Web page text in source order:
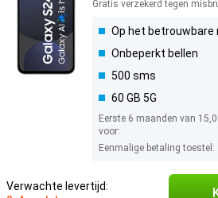
Gratis verzekerd tegen
Op het betrouwbare
Onbeperkt bellen
500 sms
60 GB 5G
Eerste 6 maanden van
voor:
Eenmalige betaling toestel:
Verwachte levertijd: